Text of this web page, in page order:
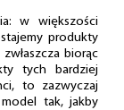
w większości
produkty
zwłaszcza biorąc
tych bardziej
to zazwyczaj
tak, jakby